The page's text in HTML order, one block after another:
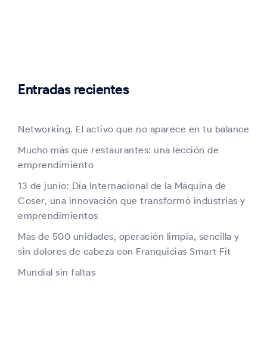
Entradas recientes
Networking. El activo que no aparece en tu balance
Mucho más que restaurantes: una lección de
emprendimiento
13 de junio: Día Internacional de la Máquina de
Coser, una innovación que transformó industrias y
emprendimientos
Más de 500 unidades, operación limpia, sencilla y
sin dolores de cabeza con Franquicias Smart Fit
Mundial sin faltas